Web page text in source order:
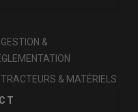
GESTION &
TRACTEURS & MATÉRIELS